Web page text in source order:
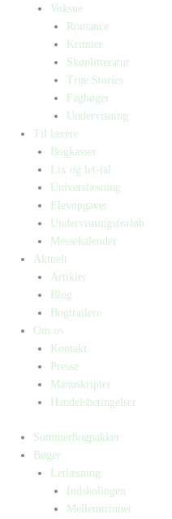
Voksne
Romance
Krimier
Skønlitteratur
True Stories
Fagbøger
Undervisning
Til lærere
Bogkasser
Lix og let-tal
Universlæsning
Elevopgaver
Undervisningsforløb
Messekalender
Aktuelt
Artikler
Blog
Bogtrailere
Om os
Kontakt
Presse
Manuskripter
Handelsbetingelser
Sommerbogpakker
Bøger
Letlæsning
Indskolingen
Mellemtrinnet